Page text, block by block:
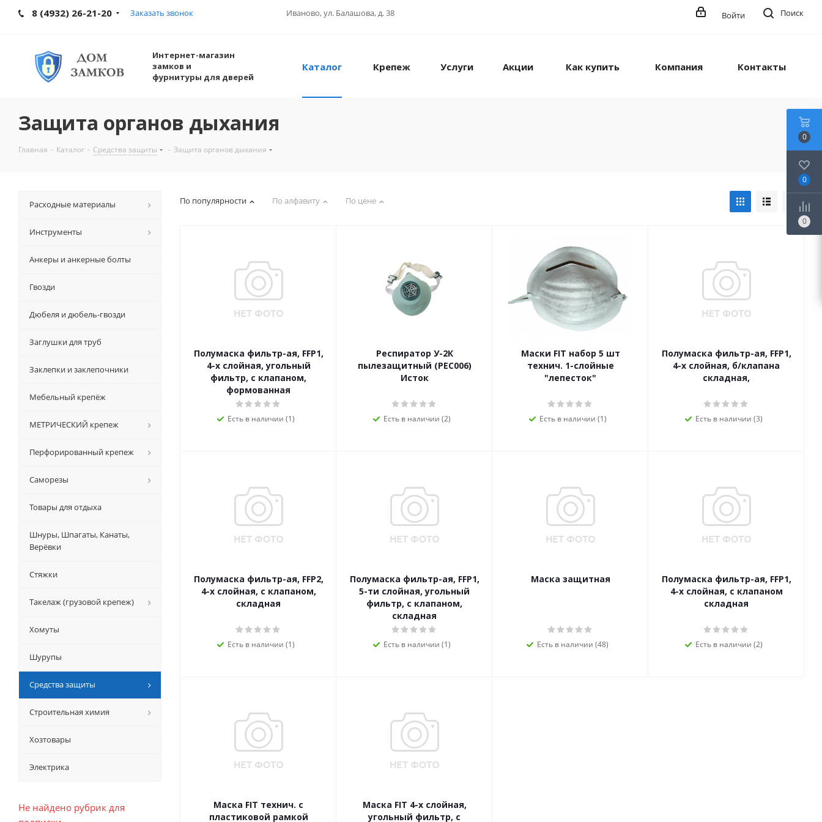
8 (4932) 26-21-20 Заказать звонок Иваново, ул. Балашова, д. 38 Поиск
Войти
Интернет-магазин
замков и
фурнитуры для дверей
Каталог Крепеж Услуги Акции Как купить Компания Контакты
Защита органов дыхания
Главная - Каталог - Средства защиты - Защита органов дыхания
По популярности По алфавиту По цене
Полумаска фильтр-ая, FFP1,
4-х слойная, угольный
фильтр, с клапаном,
формованная
Есть в наличии (1)
Респиратор У-2К
пылезащитный (РЕС006)
Исток
Есть в наличии (2)
Маски FIT набор 5 шт
технич. 1-слойные
"лепесток"
Есть в наличии (1)
Полумаска фильтр-ая, FFP1,
4-х слойная, б/клапана
складная,
Есть в наличии (3)
Полумаска фильтр-ая, FFP2,
4-х слойная, с клапаном,
складная
Есть в наличии (1)
Полумаска фильтр-ая, FFP1,
5-ти слойная, угольный
фильтр, с клапаном,
складная
Есть в наличии (1)
Маска защитная
Есть в наличии (48)
Полумаска фильтр-ая, FFP1,
4-х слойная, с клапаном
складная
Есть в наличии (2)
Маска FIT технич. с
пластиковой рамкой
Маска FIT 4-х слойная,
угольный фильтр, с
Расходные материалы
Инструменты
Анкеры и анкерные болты
Гвозди
Дюбеля и дюбель-гвозди
Заглушки для труб
Заклепки и заклепочники
Мебельный крепёж
МЕТРИЧЕСКИЙ крепеж
Перфорированный крепеж
Саморезы
Товары для отдыха
Шнуры, Шпагаты, Канаты,
Верёвки
Стяжки
Такелаж (грузовой крепеж)
Хомуты
Шурупы
Средства защиты
Строительная химия
Хозтовары
Электрика
Не найдено рубрик для
0
0
0